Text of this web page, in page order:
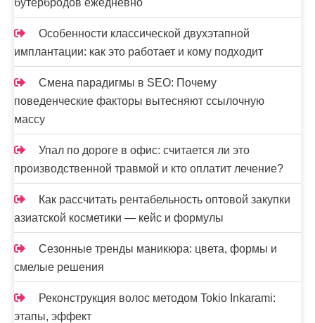
бутербродов ежедневно
Особенности классической двухэтапной
имплантации: как это работает и кому подходит
Смена парадигмы в SEO: Почему
поведенческие факторы вытесняют ссылочную
массу
Упал по дороге в офис: считается ли это
производственной травмой и кто оплатит лечение?
Как рассчитать рентабельность оптовой закупки
азиатской косметики — кейс и формулы
Сезонные тренды маникюра: цвета, формы и
смелые решения
Реконструкция волос методом Tokio Inkarami:
этапы, эффект